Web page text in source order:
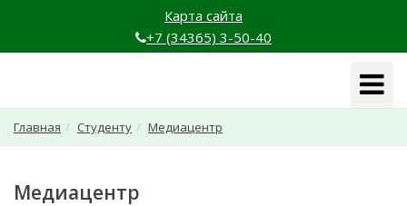
Карта сайта
+7 (34365) 3-50-40
Главная Студенту Медиацентр
Медиацентр